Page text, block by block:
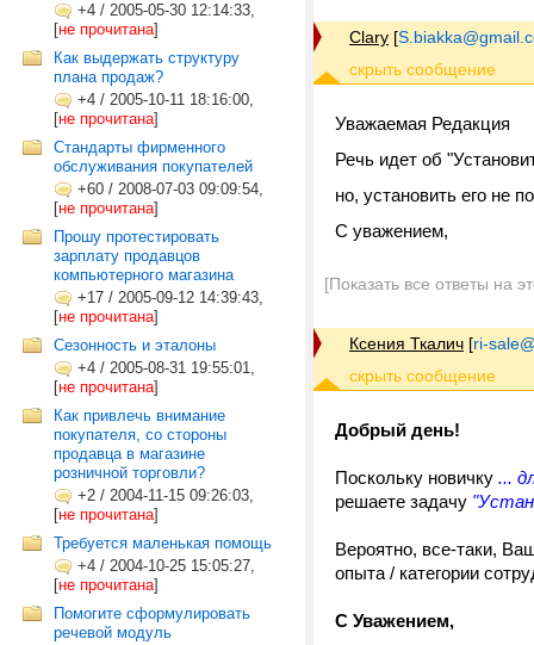
+4 / 2005-05-30 12:14:33,
[не прочитана]
Как выдержать структуру
плана продаж?
+4 / 2005-10-11 18:16:00,
[не прочитана]
Стандарты фирменного
обслуживания покупателей
+60 / 2008-07-03 09:09:54,
[не прочитана]
Прошу протестировать
зарплату продавцов
компьютерного магазина
+17 / 2005-09-12 14:39:43,
[не прочитана]
Сезонность и эталоны
+4 / 2005-08-31 19:55:01,
[не прочитана]
Как привлечь внимание
покупателя, со стороны
продавца в магазине
розничной торговли?
+2 / 2004-11-15 09:26:03,
[не прочитана]
Требуется маленькая помощь
+4 / 2004-10-25 15:05:27,
[не прочитана]
Помогите сформулировать
речевой модуль
Clary [
Уважаемая Редакция
Речь идет об
но, установить его не
С уважением,
[Показать все ответы на
Ксения Ткалич [ri-
Добрый день!
Поскольку новичку ...
решаете задачу
Вероятно, все-таки,
опыта / категории
С Уважением,